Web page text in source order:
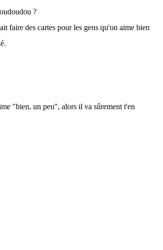
?
faire des cartes pour les gens qu'on aime bien
"bien, un peu", alors il va sûrement t'en